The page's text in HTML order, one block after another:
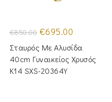
€850.00 Original
price
was:
€850.00.
€695.00
τιμή
είναι:
€695.00.
Σταυρός Με Αλυσίδα
40cm Γυναικείος Χρυσός
Κ14 SXS-20364Y